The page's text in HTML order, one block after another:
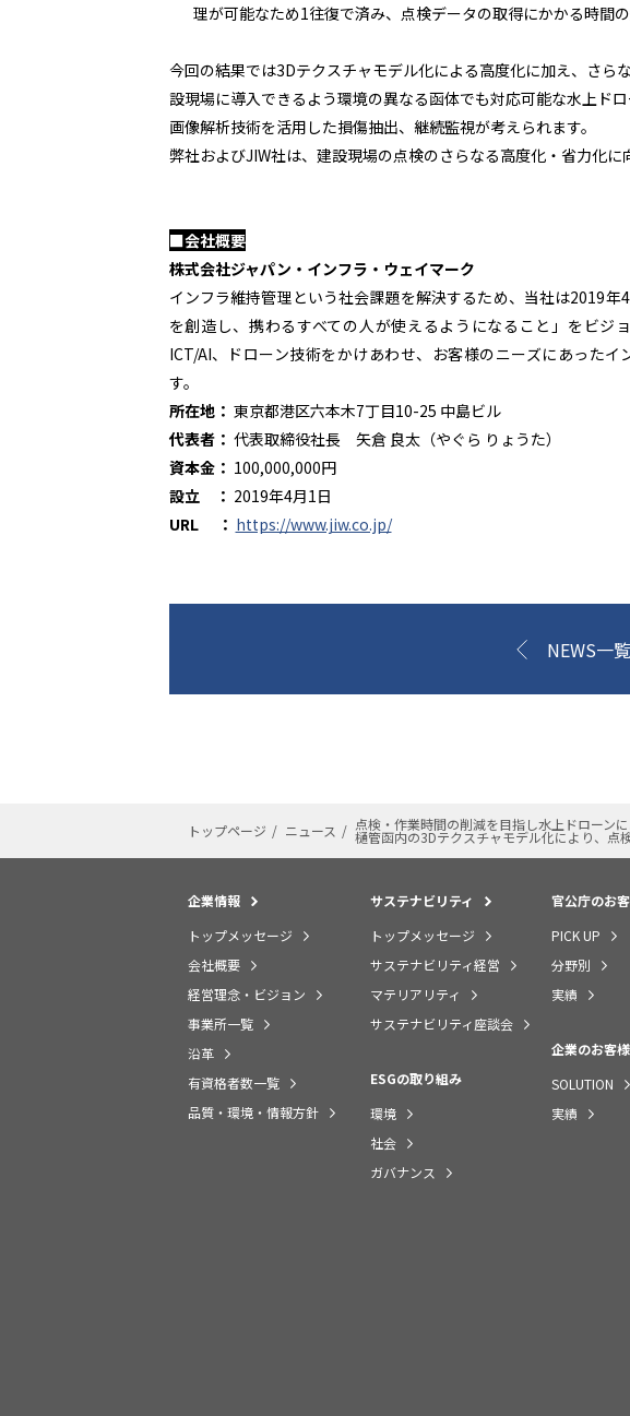
理が可能なため1往復で済み、点検データの取得にかかる時間
今回の結果では3Dテクスチャモデル化による高度化に加え、さら
設現場に導入できるよう環境の異なる函体でも対応可能な水上ド
画像解析技術を活用した損傷抽出、継続監視が考えられます。
弊社およびJIW社は、建設現場の点検のさらなる高度化・省力化に
■会社概要
株式会社ジャパン・インフラ・ウェイマーク
インフラ維持管理という社会課題を解決するため、当社は2019
を創造し、携わるすべての人が使えるようになること」をビジ
ICT/AI、ドローン技術をかけあわせ、お客様のニーズにあった
す。
所在地： 東京都港区六本木7丁目10-25 中島ビル
代表者： 代表取締役社長 矢倉 良太（やぐら りょうた）
資本金： 100,000,000円
設立 ： 2019年4月1日
URL ： https://www.jiw.co.jp/
NEWS一
トップページ ニュース 点検・作業時間の削減を目指し水上ドローン
樋管函内の3Dテクスチャモデル化により、点
企業情報
トップメッセージ
会社概要
経営理念・ビジョン
事業所一覧
沿革
有資格者数一覧
品質・環境・情報方針
サステナビリティ
トップメッセージ
サステナビリティ経営
マテリアリティ
サステナビリティ座談会
ESGの取り組み
環境
社会
ガバナンス
官公庁のお
PICK UP
分野別
実績
企業のお客様
SOLUTION
実績